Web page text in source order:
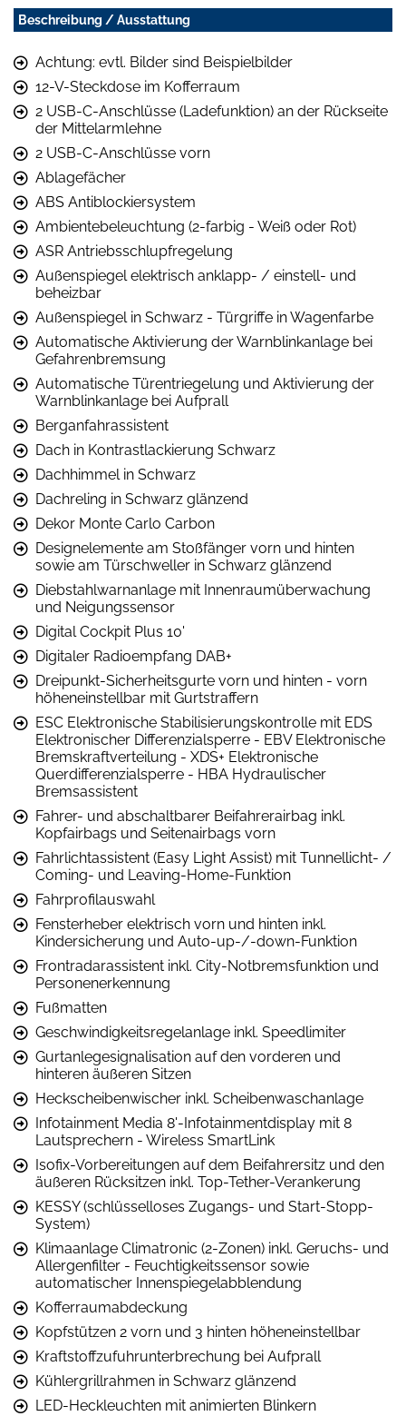
Beschreibung / Ausstattung
Achtung: evtl. Bilder sind Beispielbilder
12-V-Steckdose im Kofferraum
2 USB-C-Anschlüsse (Ladefunktion) an der Rückseite
der Mittelarmlehne
2 USB-C-Anschlüsse vorn
Ablagefächer
ABS Antiblockiersystem
Ambientebeleuchtung (2-farbig - Weiß oder Rot)
ASR Antriebsschlupfregelung
Außenspiegel elektrisch anklapp- / einstell- und
beheizbar
Außenspiegel in Schwarz - Türgriffe in Wagenfarbe
Automatische Aktivierung der Warnblinkanlage bei
Gefahrenbremsung
Automatische Türentriegelung und Aktivierung der
Warnblinkanlage bei Aufprall
Berganfahrassistent
Dach in Kontrastlackierung Schwarz
Dachhimmel in Schwarz
Dachreling in Schwarz glänzend
Dekor Monte Carlo Carbon
Designelemente am Stoßfänger vorn und hinten
sowie am Türschweller in Schwarz glänzend
Diebstahlwarnanlage mit Innenraumüberwachung
und Neigungssensor
Digital Cockpit Plus 10'
Digitaler Radioempfang DAB+
Dreipunkt-Sicherheitsgurte vorn und hinten - vorn
höheneinstellbar mit Gurtstraffern
ESC Elektronische Stabilisierungskontrolle mit EDS
Elektronischer Differenzialsperre - EBV Elektronische
Bremskraftverteilung - XDS+ Elektronische
Querdifferenzialsperre - HBA Hydraulischer
Bremsassistent
Fahrer- und abschaltbarer Beifahrerairbag inkl.
Kopfairbags und Seitenairbags vorn
Fahrlichtassistent (Easy Light Assist) mit Tunnellicht- /
Coming- und Leaving-Home-Funktion
Fahrprofilauswahl
Fensterheber elektrisch vorn und hinten inkl.
Kindersicherung und Auto-up-/-down-Funktion
Frontradarassistent inkl. City-Notbremsfunktion und
Personenerkennung
Fußmatten
Geschwindigkeitsregelanlage inkl. Speedlimiter
Gurtanlegesignalisation auf den vorderen und
hinteren äußeren Sitzen
Heckscheibenwischer inkl. Scheibenwaschanlage
Infotainment Media 8'-Infotainmentdisplay mit 8
Lautsprechern - Wireless SmartLink
Isofix-Vorbereitungen auf dem Beifahrersitz und den
äußeren Rücksitzen inkl. Top-Tether-Verankerung
KESSY (schlüsselloses Zugangs- und Start-Stopp-
System)
Klimaanlage Climatronic (2-Zonen) inkl. Geruchs- und
Allergenfilter - Feuchtigkeitssensor sowie
automatischer Innenspiegelabblendung
Kofferraumabdeckung
Kopfstützen 2 vorn und 3 hinten höheneinstellbar
Kraftstoffzufuhrunterbrechung bei Aufprall
Kühlergrillrahmen in Schwarz glänzend
LED-Heckleuchten mit animierten Blinkern